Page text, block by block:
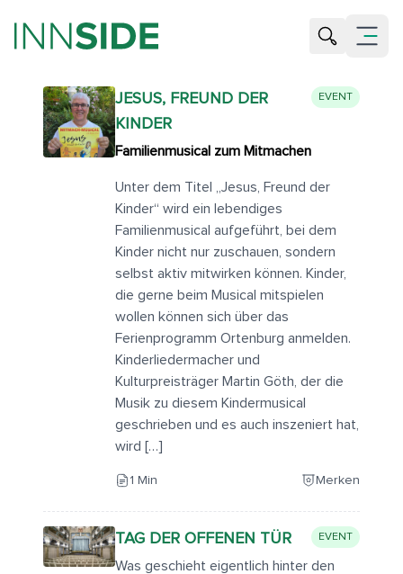
Suche
Menü
JESUS, FREUND DER
KINDER
EVENT
Familienmusical zum Mitmachen
Unter dem Titel „Jesus, Freund der
Kinder“ wird ein lebendiges
Familienmusical aufgeführt, bei dem
Kinder nicht nur zuschauen, sondern
selbst aktiv mitwirken können. Kinder,
die gerne beim Musical mitspielen
wollen können sich über das
Ferienprogramm Ortenburg anmelden.
Kinderliedermacher und
Kulturpreisträger Martin Göth, der die
Musik zu diesem Kindermusical
geschrieben und es auch inszeniert hat,
wird […]
1 Min Merken
TAG DER OFFENEN TÜR EVENT
Was geschieht eigentlich hinter den